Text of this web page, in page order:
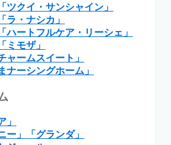
ツクイ・サンシャイン」
ラ・ナシカ」
ハートフルケア・リーシェ」
ミモザ」
ャームスイート」
ナーシングホーム」
」
ー」「グランダ」